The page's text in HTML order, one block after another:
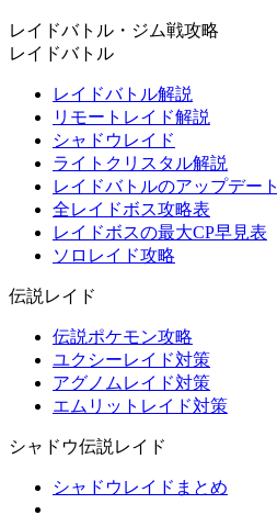
レイドバトル・ジム戦攻略
レイドバトル
レイドバトル解説
リモートレイド解説
シャドウレイド
ライトクリスタル解説
レイドバトルのアップデート
全レイドボス攻略表
レイドボスの最大CP早見表
ソロレイド攻略
伝説レイド
伝説ポケモン攻略
ユクシーレイド対策
アグノムレイド対策
エムリットレイド対策
シャドウ伝説レイド
シャドウレイドまとめ